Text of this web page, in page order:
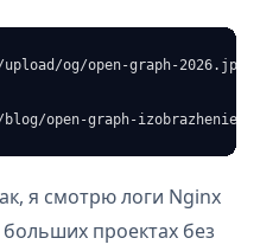
og/open-graph-2026.jpg
open-graph-izobrazhenie-
я смотрю логи Nginx
проектах без